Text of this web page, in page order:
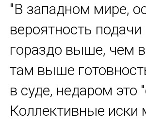
"В западном мире,
вероятность
гораздо выше, чем
там выше
в суде, недаром это
Коллективные иски